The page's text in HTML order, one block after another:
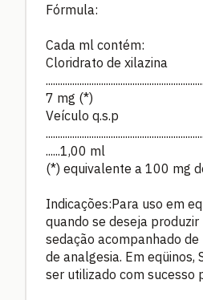
Fórmula:
Cada ml contém:
Cloridrato de xilazina
7 mg (*)
Veículo q.s.p
......1,00 ml
(*) equivalente a 100 mg
Indicações:Para uso em
quando se deseja
sedação acompanhado
de analgesia. Em eqüinos,
ser utilizado com sucesso